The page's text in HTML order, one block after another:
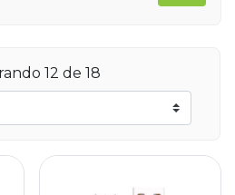
12 de 18